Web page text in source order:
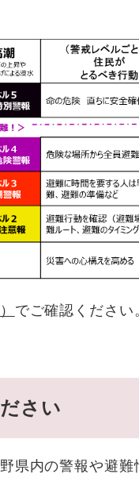
でご確認ください
さい
野県内の警報や避難